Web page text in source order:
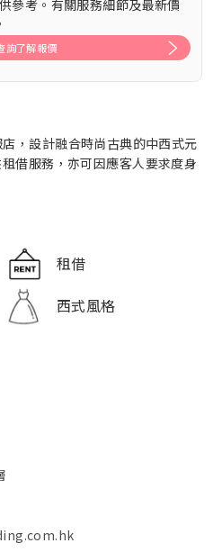
參考。有關服務細節及最新價
詢了解報價
，設計融合時尚古典的中西式元
借服務，亦可因應客人要求度身
租借
西式風格